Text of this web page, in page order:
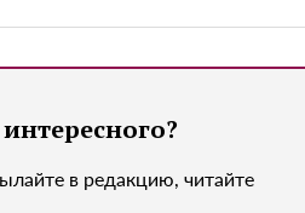
в редакцию, читайте